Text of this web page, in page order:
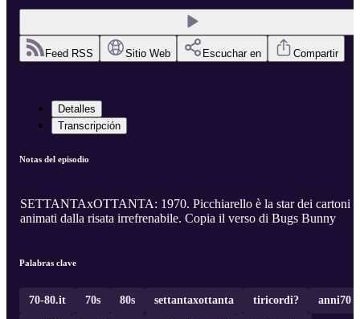
Feed RSS Sitio Web Escuchar en Compartir
Detalles
Transcripción
Notas del episodio
SETTANTAxOTTANTA: 1970. Picchiarello è la star dei cartoni
animati dalla risata irrefrenabile. Copia il verso di Bugs Bunny
Palabras clave
70-80.it 70s 80s settantaxottanta tiricordi? anni70